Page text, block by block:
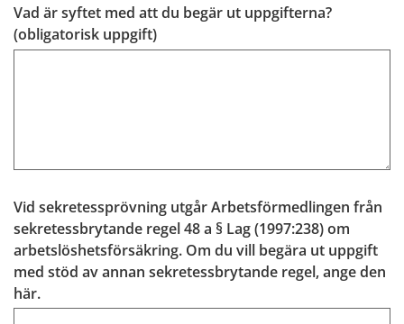
Vad är syftet med att du begär ut uppgifterna?
(obligatorisk uppgift)(obligatorisk)
Vid sekretessprövning utgår Arbetsförmedlingen från
sekretessbrytande regel 48 a § Lag (1997:238) om
arbetslöshetsförsäkring. Om du vill begära ut uppgift
med stöd av annan sekretessbrytande regel, ange den
här.